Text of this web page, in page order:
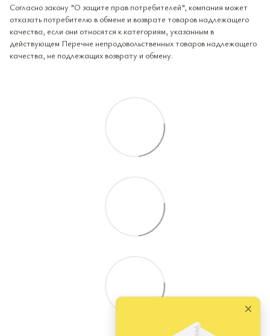
Согласно закону "О защите прав потребителей", компания может
отказать потребителю в обмене и возврате товаров надлежащего
качества, если они относятся к категориям, указанным в
действующем Перечне непродовольственных товаров надлежащего
качества, не подлежащих возврату и обмену.